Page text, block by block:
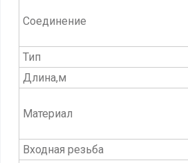
Соединение
Тип
Длина,м
Материал
Входная резьба